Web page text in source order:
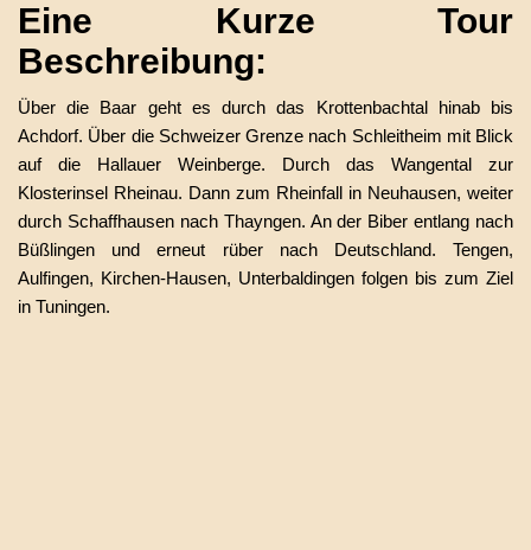
Eine Kurze Tour
Beschreibung:
Über die Baar geht es durch das Krottenbachtal hinab bis
Achdorf. Über die Schweizer Grenze nach Schleitheim mit Blick
auf die Hallauer Weinberge. Durch das Wangental zur
Klosterinsel Rheinau. Dann zum Rheinfall in Neuhausen, weiter
durch Schaffhausen nach Thayngen. An der Biber entlang nach
Büßlingen und erneut rüber nach Deutschland. Tengen,
Aulfingen, Kirchen-Hausen, Unterbaldingen folgen bis zum Ziel
in Tuningen.